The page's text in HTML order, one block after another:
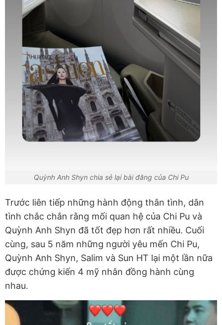
Quỳnh Anh Shyn chia sẻ lại bài đăng của Chi Pu
Trước liên tiếp những hành động thân tình, dân
tình chắc chắn rằng mối quan hệ của Chi Pu và
Quỳnh Anh Shyn đã tốt đẹp hơn rất nhiều. Cuối
cùng, sau 5 năm những người yêu mến Chi Pu,
Quỳnh Anh Shyn, Salim và Sun HT lại một lần nữa
được chứng kiến 4 mỹ nhân đồng hành cùng
nhau.